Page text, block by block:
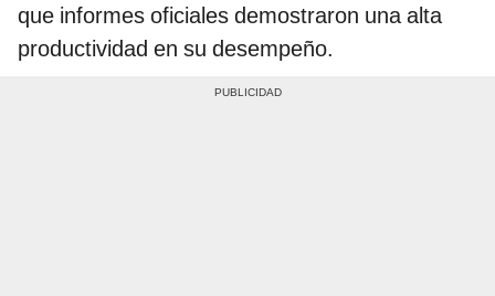
que informes oficiales demostraron una alta
productividad en su desempeño.